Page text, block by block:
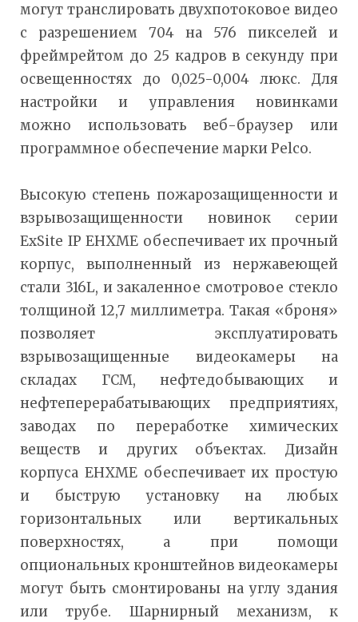
могут транслировать двухпотоковое видео
с разрешением 704 на 576 пикселей и
фреймрейтом до 25 кадров в секунду при
освещенностях до 0,025-0,004 люкс. Для
настройки и управления новинками
можно использовать веб-браузер или
программное обеспечение марки Pelco.
Высокую степень пожарозащищенности и
взрывозащищенности новинок серии
ExSite IP EHXME обеспечивает их прочный
корпус, выполненный из нержавеющей
стали 316L, и закаленное смотровое стекло
толщиной 12,7 миллиметра. Такая «броня»
позволяет эксплуатировать
взрывозащищенные видеокамеры на
складах ГСМ, нефтедобывающих и
нефтеперерабатывающих предприятиях,
заводах по переработке химических
веществ и других объектах. Дизайн
корпуса EHXME обеспечивает их простую
и быструю установку на любых
горизонтальных или вертикальных
поверхностях, а при помощи
опциональных кронштейнов видеокамеры
могут быть смонтированы на углу здания
или трубе. Шарнирный механизм, к